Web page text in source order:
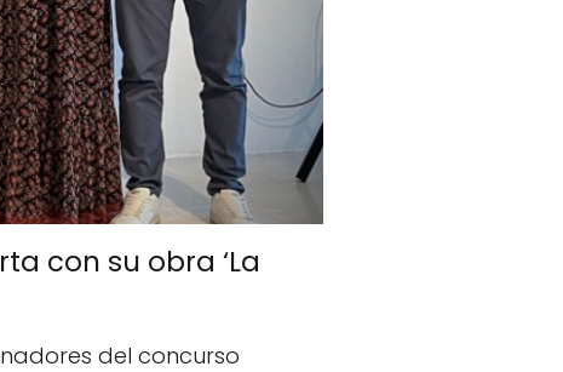
con su obra ‘La
del concurso